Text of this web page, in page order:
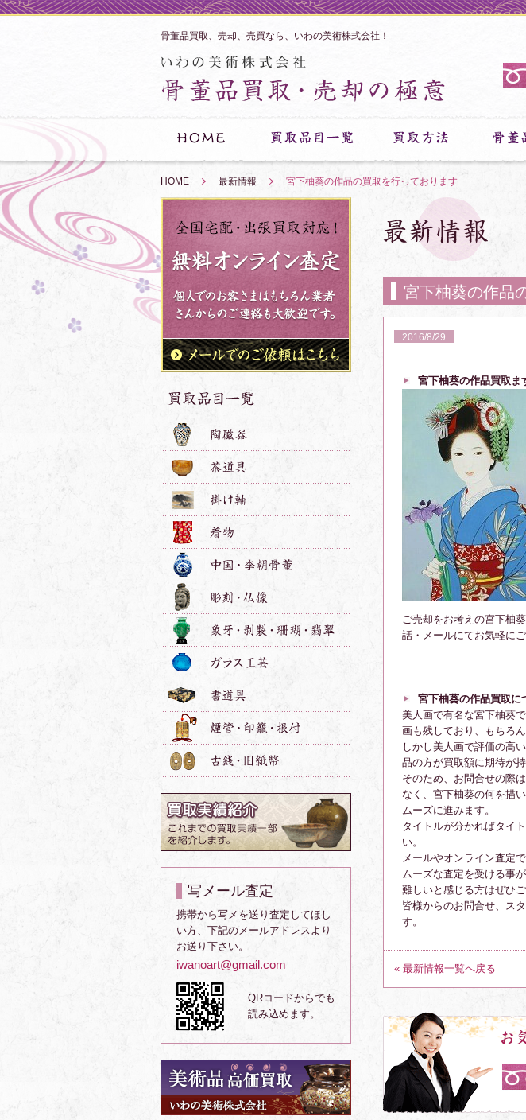
骨董品買取、売却、売買なら、いわの美術株式会社！
HOME 最新情報 宮下柚葵の作品の買取を行っております
宮下柚葵の作品
2016/8/29
宮下柚葵の作品買取ま
ご売却をお考えの宮下柚
話・メールにてお気軽にご
宮下柚葵の作品買取に
美人画で有名な宮下柚葵
画も残しており、もちろ
しかし美人画で評価の高
品の方が買取額に期待が持
そのため、お問合せの際
なく、宮下柚葵の何を描
ムーズに進みます。
タイトルが分かればタイ
い。
メールやオンライン査定
ムーズな査定を受ける事
難しいと感じる方はぜひご
皆様からのお問合せ、ス
す。
« 最新情報一覧へ戻る
写メール査定
携帯から写メを送り査定してほし
い方、下記のメールアドレスより
お送り下さい。
iwanoart@gmail.com
QRコードからでも
読み込めます。